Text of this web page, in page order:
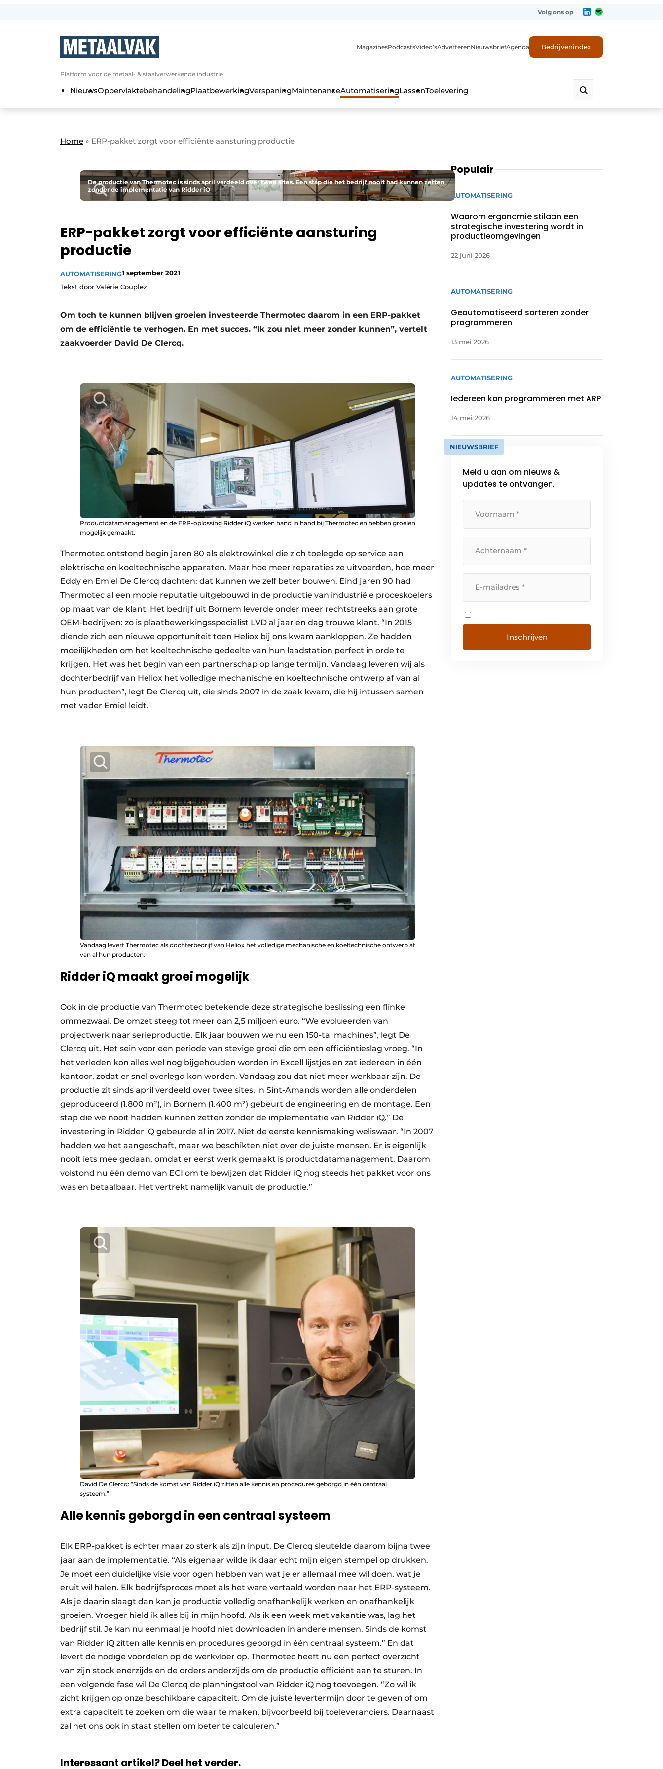
Algemene voorwaarden
Direct contact
Home
Nieuwsbrief
Podcasts
Vacature aanmelden
Vacatures
Volg ons op
Platform voor de metaal- & staalverwerkende industrie
MagazinesPodcastsVideo’sAdverterenNieuwsbriefAgenda Bedrijvenindex
NieuwsOppervlaktebehandelingPlaatbewerkingVerspaningMaintenanceAutomatiseringLassenToelevering
Home » ERP-pakket zorgt voor efficiënte aansturing productie
De productie van Thermotec is sinds april verdeeld over twee sites. Een stap die het bedrijf nooit had kunnen zetten
zonder de implementatie van Ridder iQ
ERP-pakket zorgt voor efficiënte aansturing
productie
AUTOMATISERING1 september 2021
Tekst door Valérie Couplez
Om toch te kunnen blijven groeien investeerde Thermotec daarom in een ERP-pakket
om de efficiëntie te verhogen. En met succes. “Ik zou niet meer zonder kunnen”, vertelt
zaakvoerder David De Clercq.
Productdatamanagement en de ERP-oplossing Ridder iQ werken hand in hand bij Thermotec en hebben groeien
mogelijk gemaakt.
Thermotec ontstond begin jaren 80 als elektrowinkel die zich toelegde op service aan
elektrische en koeltechnische apparaten. Maar hoe meer reparaties ze uitvoerden, hoe meer
Eddy en Emiel De Clercq dachten: dat kunnen we zelf beter bouwen. Eind jaren 90 had
Thermotec al een mooie reputatie uitgebouwd in de productie van industriële proceskoelers
op maat van de klant. Het bedrijf uit Bornem leverde onder meer rechtstreeks aan grote
OEM-bedrijven: zo is plaatbewerkingsspecialist LVD al jaar en dag trouwe klant. “In 2015
diende zich een nieuwe opportuniteit toen Heliox bij ons kwam aankloppen. Ze hadden
moeilijkheden om het koeltechnische gedeelte van hun laadstation perfect in orde te
krijgen. Het was het begin van een partnerschap op lange termijn. Vandaag leveren wij als
dochterbedrijf van Heliox het volledige mechanische en koeltechnische ontwerp af van al
hun producten”, legt De Clercq uit, die sinds 2007 in de zaak kwam, die hij intussen samen
met vader Emiel leidt.
Vandaag levert Thermotec als dochterbedrijf van Heliox het volledige mechanische en koeltechnische ontwerp af
van al hun producten.
Ridder iQ maakt groei mogelijk
Ook in de productie van Thermotec betekende deze strategische beslissing een flinke
ommezwaai. De omzet steeg tot meer dan 2,5 miljoen euro. “We evolueerden van
projectwerk naar serieproductie. Elk jaar bouwen we nu een 150-tal machines”, legt De
Clercq uit. Het sein voor een periode van stevige groei die om een efficiëntieslag vroeg. “In
het verleden kon alles wel nog bijgehouden worden in Excell lijstjes en zat iedereen in één
kantoor, zodat er snel overlegd kon worden. Vandaag zou dat niet meer werkbaar zijn. De
productie zit sinds april verdeeld over twee sites, in Sint-Amands worden alle onderdelen
geproduceerd (1.800 m²), in Bornem (1.400 m²) gebeurt de engineering en de montage. Een
stap die we nooit hadden kunnen zetten zonder de implementatie van Ridder iQ.” De
investering in Ridder iQ gebeurde al in 2017. Niet de eerste kennismaking weliswaar. “In 2007
hadden we het aangeschaft, maar we beschikten niet over de juiste mensen. Er is eigenlijk
nooit iets mee gedaan, omdat er eerst werk gemaakt is productdatamanagement. Daarom
volstond nu één demo van ECI om te bewijzen dat Ridder iQ nog steeds het pakket voor ons
was en betaalbaar. Het vertrekt namelijk vanuit de productie.”
David De Clercq: “Sinds de komst van Ridder iQ zitten alle kennis en procedures geborgd in één centraal
systeem.”
Alle kennis geborgd in een centraal systeem
Elk ERP-pakket is echter maar zo sterk als zijn input. De Clercq sleutelde daarom bijna twee
jaar aan de implementatie. “Als eigenaar wilde ik daar echt mijn eigen stempel op drukken.
Je moet een duidelijke visie voor ogen hebben van wat je er allemaal mee wil doen, wat je
eruit wil halen. Elk bedrijfsproces moet als het ware vertaald worden naar het ERP-systeem.
Als je daarin slaagt dan kan je productie volledig onafhankelijk werken en onafhankelijk
groeien. Vroeger hield ik alles bij in mijn hoofd. Als ik een week met vakantie was, lag het
bedrijf stil. Je kan nu eenmaal je hoofd niet downloaden in andere mensen. Sinds de komst
van Ridder iQ zitten alle kennis en procedures geborgd in één centraal systeem.” En dat
levert de nodige voordelen op de werkvloer op. Thermotec heeft nu een perfect overzicht
van zijn stock enerzijds en de orders anderzijds om de productie efficiënt aan te sturen. In
een volgende fase wil De Clercq de planningstool van Ridder iQ nog toevoegen. “Zo wil ik
zicht krijgen op onze beschikbare capaciteit. Om de juiste levertermijn door te geven of om
extra capaciteit te zoeken om die waar te maken, bijvoorbeeld bij toeleveranciers. Daarnaast
zal het ons ook in staat stellen om beter te calculeren.”
Interessant artikel? Deel het verder.
Populair
AUTOMATISERING
Waarom ergonomie stilaan een
strategische investering wordt in
productieomgevingen
22 juni 2026
AUTOMATISERING
Geautomatiseerd sorteren zonder
programmeren
13 mei 2026
AUTOMATISERING
Iedereen kan programmeren met ARP
14 mei 2026
NIEUWSBRIEF
Meld u aan om nieuws &
updates te ontvangen.